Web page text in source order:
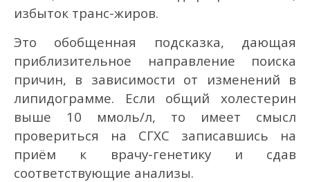
избыток транс-жиров.
Это обобщенная подсказка, дающая
приблизительное направление поиска
причин, в зависимости от изменений в
липидограмме. Если общий холестерин
выше 10 ммоль/л, то имеет смысл
провериться на СГХС записавшись на
приём к врачу-генетику и сдав
соответствующие анализы.